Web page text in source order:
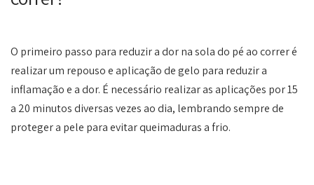
O primeiro passo para reduzir a dor na sola do pé ao correr é
realizar um repouso e aplicação de gelo para reduzir a
inflamação e a dor. É necessário realizar as aplicações por 15
a 20 minutos diversas vezes ao dia, lembrando sempre de
proteger a pele para evitar queimaduras a frio.